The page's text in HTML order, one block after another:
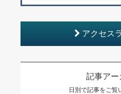
アクセス
記事アー
日別で記事をご覧